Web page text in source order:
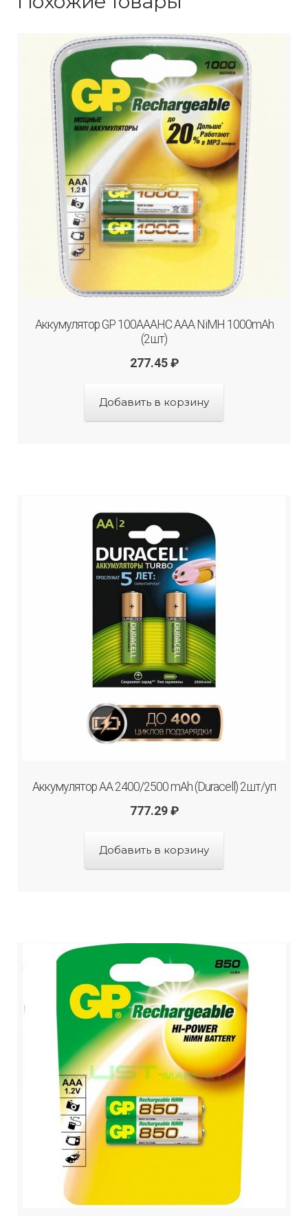
Аккумулятор GP 100AAAHC AAA NiMH 1000mAh
(2шт)
277.45 ₽
Добавить в корзину
Аккумулятор АА 2400/2500 mAh (Duraсell) 2шт/уп
777.29 ₽
Добавить в корзину